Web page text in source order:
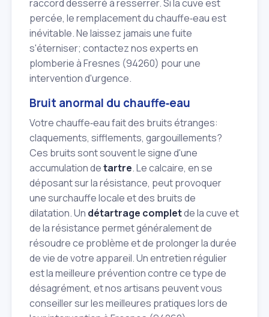
raccord desserré à resserrer. Si la cuve est
percée, le remplacement du chauffe‑eau est
inévitable. Ne laissez jamais une fuite
s'éterniser; contactez nos experts en
plomberie à Fresnes (94260) pour une
intervention d'urgence.
Bruit anormal du chauffe‑eau
Votre chauffe‑eau fait des bruits étranges:
claquements, sifflements, gargouillements?
Ces bruits sont souvent le signe d'une
accumulation detartre. Le calcaire, en se
déposant sur la résistance, peut provoquer
une surchauffe locale et des bruits de
dilatation. Un détartrage completde la cuve et
de la résistance permet généralement de
résoudre ce problème et de prolonger la durée
de vie de votre appareil. Un entretien régulier
est la meilleure prévention contre ce type de
désagrément, et nos artisans peuvent vous
conseiller sur les meilleures pratiques lors de